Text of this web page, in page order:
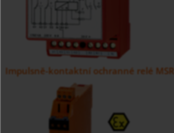
Impulsně-kontaktní ochranné relé MSR